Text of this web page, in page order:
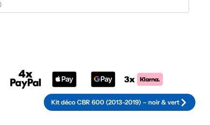
Kit déco CBR 600 (2013-2019) – noir & vert